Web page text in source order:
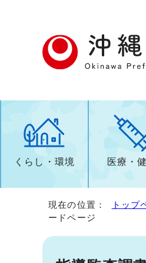
くらし・環境 医療・
現在の位置： トップ
ードページ